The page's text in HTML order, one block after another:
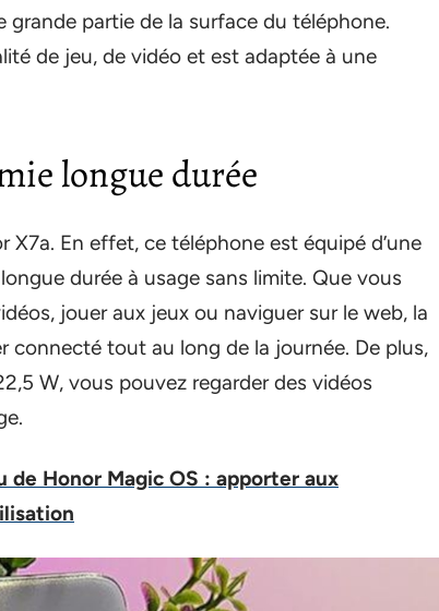
grande partie de la surface du téléphone.
de jeu, de vidéo et est adaptée à une
longue durée
En effet, ce téléphone est équipé d’une
durée à usage sans limite. Que vous
jouer aux jeux ou naviguer sur le web, la
connecté tout au long de la journée. De plus,
W, vous pouvez regarder des vidéos
Honor Magic OS : apporter aux